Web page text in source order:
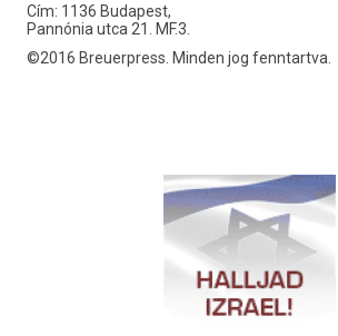
Cím: 1136 Budapest,
Pannónia utca 21. MF.3.
©2016 Breuerpress. Minden jog fenntartva.